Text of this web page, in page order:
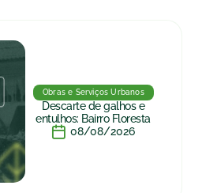
Obras e Serviços Urbanos
Descarte de galhos e
entulhos: Bairro Floresta
08/08/2026